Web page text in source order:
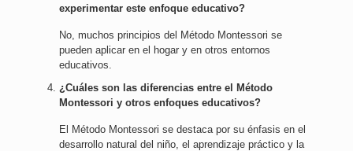
experimentar este enfoque educativo?
No, muchos principios del Método Montessori se
pueden aplicar en el hogar y en otros entornos
educativos.
¿Cuáles son las diferencias entre el Método
Montessori y otros enfoques educativos?
El Método Montessori se destaca por su énfasis en el
desarrollo natural del niño, el aprendizaje práctico y la